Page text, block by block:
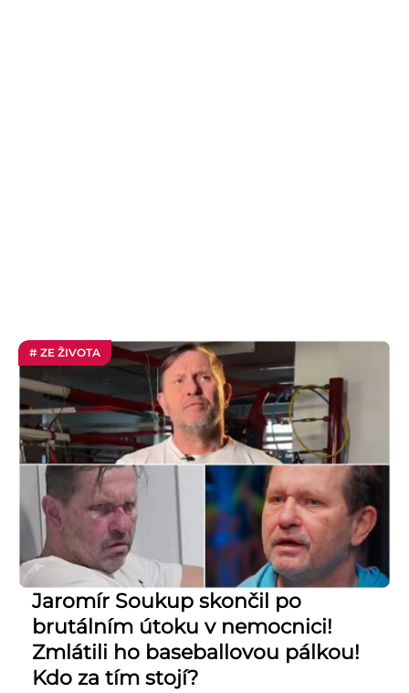
# ZE ŽIVOTA
Jaromír Soukup skončil po
brutálním útoku v nemocnici!
Zmlátili ho baseballovou pálkou!
Kdo za tím stojí?